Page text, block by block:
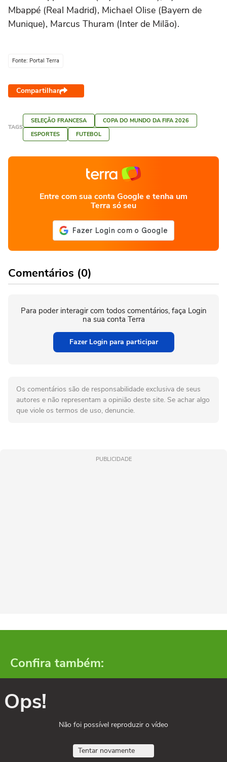
Mbappé (Real Madrid), Michael Olise (Bayern de
Munique), Marcus Thuram (Inter de Milão).
Fonte: Portal Terra
Compartilhar
TAGS
SELEÇÃO FRANCESA
COPA DO MUNDO DA FIFA 2026
ESPORTES
FUTEBOL
Entre com sua conta Google e tenha um
Terra só seu
Comentários (0)
Para poder interagir com todos comentários, faça Login
na sua conta Terra
Fazer Login para participar
Os comentários são de responsabilidade exclusiva de seus
autores e não representam a opinião deste site. Se achar algo
que viole os termos de uso, denuncie.
PUBLICIDADE
Confira também:
Ops!
Não foi possível reproduzir o vídeo
Tentar novamente